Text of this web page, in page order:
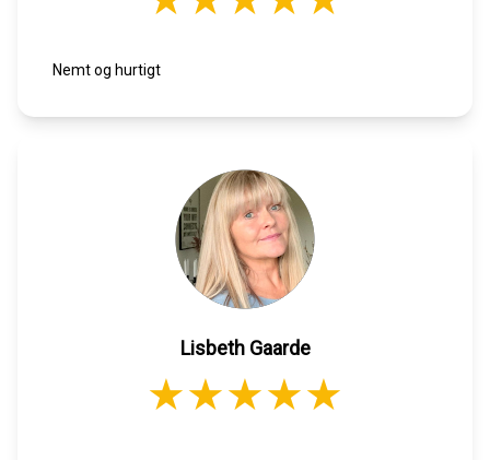
Nemt og hurtigt
Lisbeth Gaarde